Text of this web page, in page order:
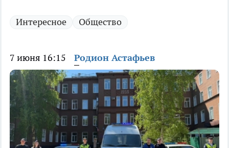
Интересное Общество
7 июня 16:15 Родион Астафьев